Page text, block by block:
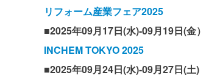
リフォーム産業フェア2025
■2025年09月17日(水)-09月19日(金）
INCHEM TOKYO 2025
■2025年09月24日(水)-09月27日(土)